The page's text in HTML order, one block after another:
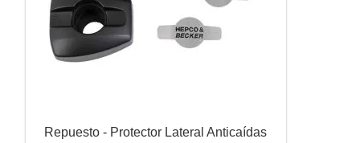
Repuesto - Protector Lateral Anticaídas